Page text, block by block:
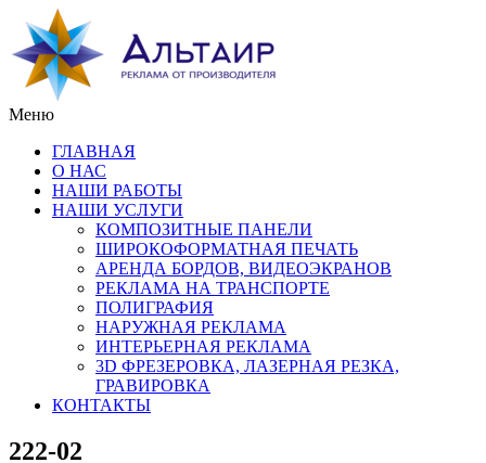
Меню
ГЛАВНАЯ
О НАС
НАШИ РАБОТЫ
НАШИ УСЛУГИ
КОМПОЗИТНЫЕ ПАНЕЛИ
ШИРОКОФОРМАТНАЯ ПЕЧАТЬ
АРЕНДА БОРДОВ, ВИДЕОЭКРАНОВ
РЕКЛАМА НА ТРАНСПОРТЕ
ПОЛИГРАФИЯ
НАРУЖНАЯ РЕКЛАМА
ИНТЕРЬЕРНАЯ РЕКЛАМА
3D ФРЕЗЕРОВКА, ЛАЗЕРНАЯ РЕЗКА,
ГРАВИРОВКА
КОНТАКТЫ
222-02